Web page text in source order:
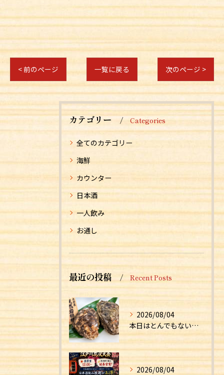
< 前のページ 一覧に戻る 次のページ >
カテゴリー Categories
全てのカテゴリー
海鮮
カウンター
日本酒
一人飲み
お通し
最近の投稿 Recent Posts
2026/08/04
本日はとんでもない食材が入荷しました！！
2026/08/04